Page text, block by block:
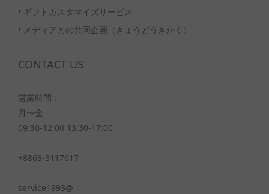
• ギフトカスタマイズサービス
• メディアとの共同企画（きょうどうきかく）
CONTACT US
営業時間：
月〜金
09:30-12:00 13:30-17:00
+8863-3117617
service1993@